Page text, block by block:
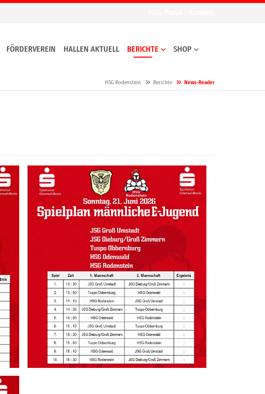
FÖRDERVEREIN HALLEN AKTUELL BERICHTE SHOP
HSG Rodenstein Berichte News-Reader